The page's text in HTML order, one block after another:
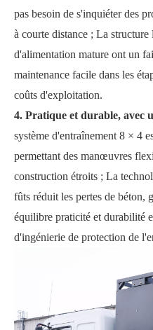
pas besoin de s'inquiéter des
à courte distance ; La structure
d'alimentation mature ont un
maintenance facile dans les
coûts d'exploitation.
4. Pratique et durable, avec
système d'entraînement 8 × 4
permettant des manœuvres
construction étroits ; La
fûts réduit les pertes de béton,
équilibre praticité et durabilité
d'ingénierie de protection de